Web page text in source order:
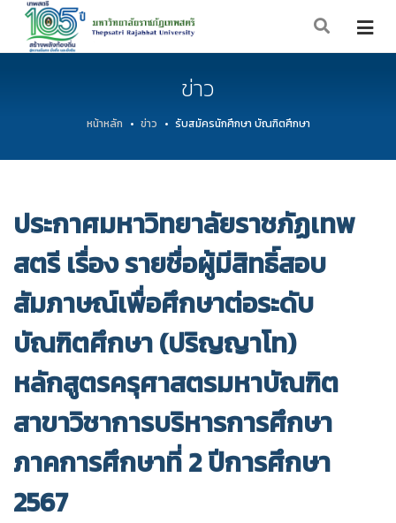
ข่าว
หน้าหลัก ข่าว รับสมัครนักศึกษา บัณฑิตศึกษา
ประกาศมหาวิทยาลัยราชภัฏเทพ
สตรี เรื่อง รายชื่อผู้มีสิทธิ์สอบ
สัมภาษณ์เพื่อศึกษาต่อระดับ
บัณฑิตศึกษา (ปริญญาโท)
หลักสูตรครุศาสตรมหาบัณฑิต
สาขาวิชาการบริหารการศึกษา
ภาคการศึกษาที่ 2 ปีการศึกษา
2567